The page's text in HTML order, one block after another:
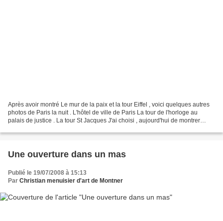
Après avoir montré Le mur de la paix et la tour Eiffel , voici quelques autres
photos de Paris la nuit . L'hôtel de ville de Paris La tour de l'horloge au
palais de justice . La tour St Jacques J'ai choisi , aujourd'hui de montrer
Une ouverture dans un mas
Publié le 19/07/2008 à 15:13
Par Christian menuisier d'art de Montner